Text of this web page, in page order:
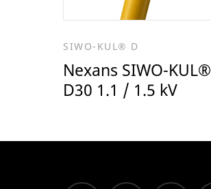
SIWO-KUL® D
Nexans SIWO-KUL®
D30 1.1 / 1.5 kV